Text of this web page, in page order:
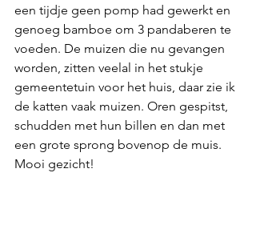
een tijdje geen pomp had gewerkt en
genoeg bamboe om 3 pandaberen te
voeden. De muizen die nu gevangen
worden, zitten veelal in het stukje
gemeentetuin voor het huis, daar zie ik
de katten vaak muizen. Oren gespitst,
schudden met hun billen en dan met
een grote sprong bovenop de muis.
Mooi gezicht!